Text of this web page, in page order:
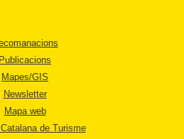
Publicacions
Mapes/GIS
Newsletter
Mapa web
de Turisme